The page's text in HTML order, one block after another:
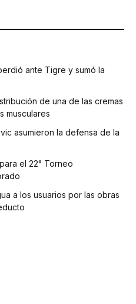
ante Tigre y sumó la
de una de las cremas
musculares
asumieron la defensa de la
el 22° Torneo
a los usuarios por las obras